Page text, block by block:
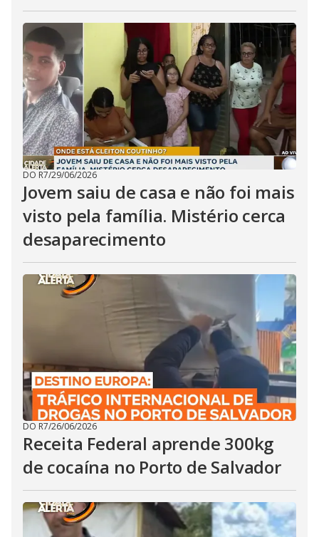
DO R7/29/06/2026
Jovem saiu de casa e não foi mais
visto pela família. Mistério cerca
desaparecimento
DO R7/26/06/2026
Receita Federal aprende 300kg
de cocaína no Porto de Salvador